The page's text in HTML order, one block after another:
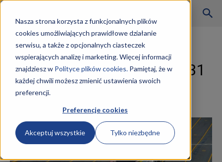
Nasza strona korzysta z funkcjonalnych plików
cookies umożliwiających prawidłowe działanie
serwisu, a także z opcjonalnych ciasteczek
wspierających analizę i marketing. Więcej informacji
znajdziesz w Polityce plików cookies.Pamiętaj, że w
każdej chwili możesz zmienić ustawienia swoich
preferencji.
Preferencje cookies
Akceptuj wszystkie Tylko niezbędne
Szkoły
Aktualności
Strona główna Logistyka i transport
Kurs technik spedytor AU.31
(dawniej A.28 i A.29)